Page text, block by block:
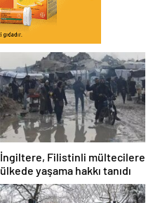
İngiltere, Filistinli mültecilere
ülkede yaşama hakkı tanıdı